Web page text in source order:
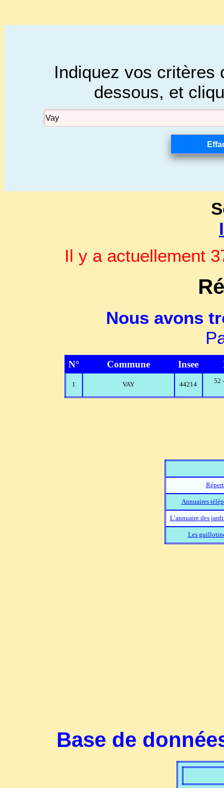
Indiquez vos critères
dessous, et
Il y a actuellement
Nous avons
N° Commune Insee
1 VAY 44214 52
Annuaires
L’annuaire des
Les
Base de